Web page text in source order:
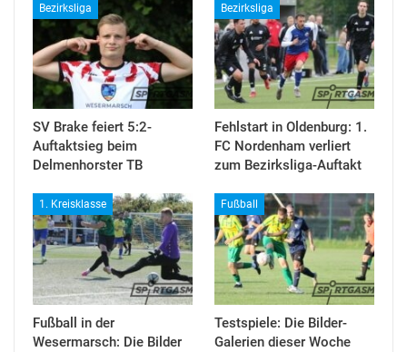
Bezirksliga
SV Brake feiert 5:2-
Auftaktsieg beim
Delmenhorster TB
Bezirksliga
Fehlstart in Oldenburg: 1.
FC Nordenham verliert
zum Bezirksliga-Auftakt
1. Kreisklasse
Fußball in der
Wesermarsch: Die Bilder
Fußball
Testspiele: Die Bilder-
Galerien dieser Woche